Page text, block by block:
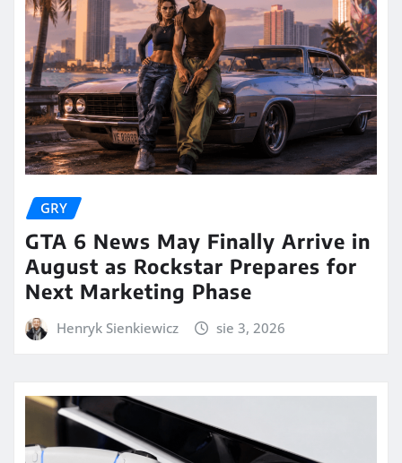
GRY
GTA 6 News May Finally Arrive in
August as Rockstar Prepares for
Next Marketing Phase
Henryk Sienkiewicz sie 3, 2026